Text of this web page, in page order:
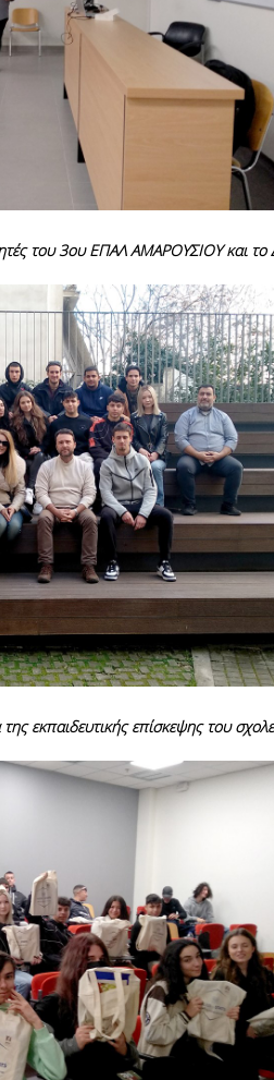
του 3ουΕΠΑΛ ΑΜΑΡΟΥΣΙΟΥ και το
εκπαιδευτικής επίσκεψης του